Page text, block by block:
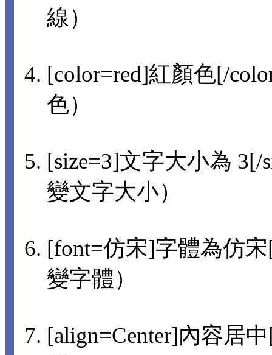
線）
[color=red]紅顏色[/
色）
[size=3]文字大小為
變文字大小）
[font=仿宋]字體為仿
變字體）
[align=Center]內容居